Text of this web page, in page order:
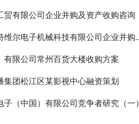
贸有限公司企业并购及资产收购咨询
尔电子机械科技有限公司企业并购咨询
有限公司常州百货大楼收购方案
集团松江区某影视中心融资策划
（中国）有限公司竞争者研究（一）